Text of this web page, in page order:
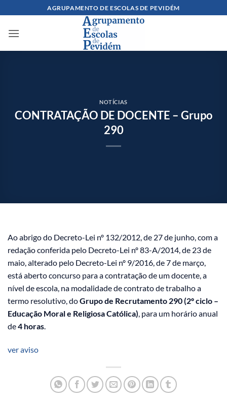
content
AGRUPAMENTO DE ESCOLAS DE PEVIDÉM
NOTÍCIAS
CONTRATAÇÃO DE DOCENTE – Grupo
290
Ao abrigo do Decreto-Lei nº 132/2012, de 27 de junho, com a
redação conferida pelo Decreto-Lei nº 83-A/2014, de 23 de
maio, alterado pelo Decreto-Lei nº 9/2016, de 7 de março,
está aberto concurso para a contratação de um docente, a
nível de escola, na modalidade de contrato de trabalho a
termo resolutivo, doGrupo de Recrutamento 290 (2º ciclo –
Educação Moral e Religiosa Católica), para um horário anual
de4 horas.
ver aviso